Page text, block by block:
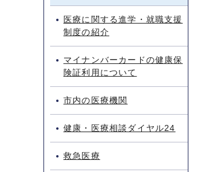
医療に関する進学・就職支援
制度の紹介
マイナンバーカードの健康保
険証利用について
市内の医療機関
健康・医療相談ダイヤル24
救急医療